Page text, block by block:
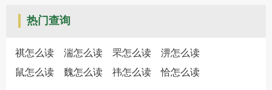
热门查询
祺怎么读 湍怎么读 罘怎么读
淠怎么读
鼠怎么读
魏怎么读 祎怎么读 恰怎么读